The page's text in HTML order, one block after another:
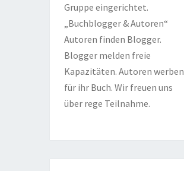
Gruppe eingerichtet.
„Buchblogger & Autoren“
Autoren finden Blogger.
Blogger melden freie
Kapazitäten. Autoren werben
für ihr Buch. Wir freuen uns
über rege Teilnahme.